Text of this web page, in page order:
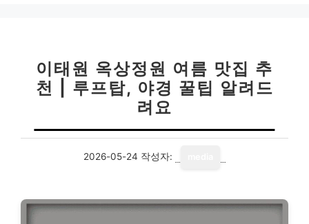
이태원 옥상정원 여름 맛집 추
천 | 루프탑, 야경 꿀팁 알려드
려요
2026-05-24 작성자: